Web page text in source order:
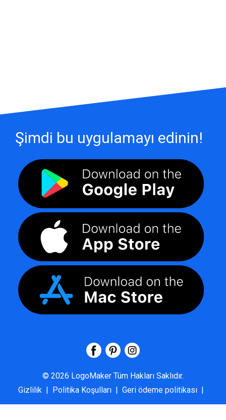
Şimdi bu uygulamayı edinin!
© 2026 LogoMaker Tüm Hakları Saklıdır.
Gizlilik | Politika Koşulları | Geri ödeme politikası |